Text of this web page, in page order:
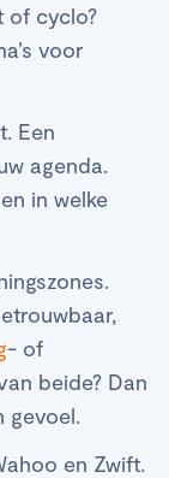
of cyclo?
voor
Een
agenda.
in welke
- of
beide? Dan
gevoel.
en Zwift.